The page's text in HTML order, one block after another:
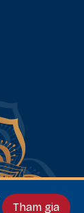
Tham gia